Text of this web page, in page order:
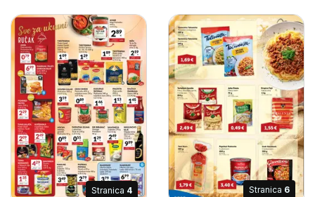
Stranica 4 Stranica 6